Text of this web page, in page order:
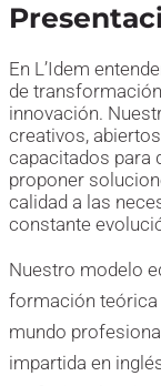
En L’Idem
de
innovación.
creativos,
capacitados para
proponer
calidad a las
constante
Nuestro modelo
formación teórica
mundo
impartida en